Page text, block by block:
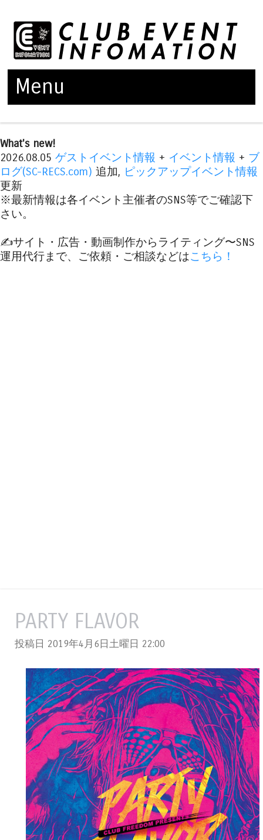
Menu
What's new!
2026.08.05 ゲストイベント情報 + イベント情報 + ブ
ログ(SC-RECS.com) 追加, ピックアップイベント情報
更新
※最新情報は各イベント主催者のSNS等でご確認下
さい。
✍️サイト・広告・動画制作からライティング〜SNS
運用代行まで、ご依頼・ご相談などはこちら！
PARTY FLAVOR
投稿日 2019年4月6日土曜日 22:00